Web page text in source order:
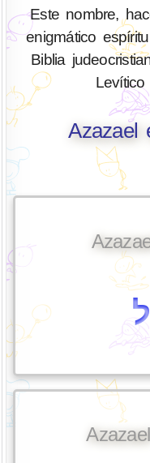
Este nombre,
enigmático
Biblia
Azazael